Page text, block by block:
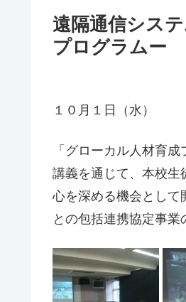
遠隔通信シス
プログラムー
１０月１日（水）
「グローカル人材育
講義を通じて、本校生
心を深める機会として
との包括連携協定事業